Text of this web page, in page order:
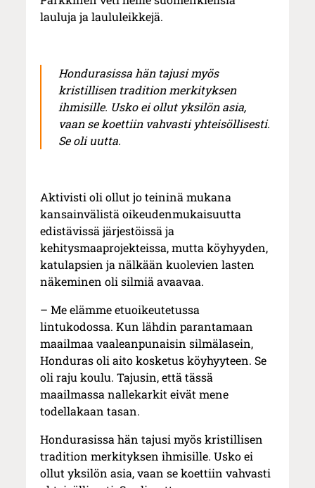
lauluja ja laululeikkejä.
Hondurasissa hän tajusi myös
kristillisen tradition merkityksen
ihmisille. Usko ei ollut yksilön asia,
vaan se koettiin vahvasti yhteisöllisesti.
Se oli uutta.
Aktivisti oli ollut jo teininä mukana
kansainvälistä oikeudenmukaisuutta
edistävissä järjestöissä ja
kehitysmaaprojekteissa, mutta köyhyyden,
katulapsien ja nälkään kuolevien lasten
näkeminen oli silmiä avaavaa.
– Me elämme etuoikeutetussa
lintukodossa. Kun lähdin parantamaan
maailmaa vaaleanpunaisin silmälasein,
Honduras oli aito kosketus köyhyyteen. Se
oli raju koulu. Tajusin, että tässä
maailmassa nallekarkit eivät mene
todellakaan tasan.
Hondurasissa hän tajusi myös kristillisen
tradition merkityksen ihmisille. Usko ei
ollut yksilön asia, vaan se koettiin vahvasti